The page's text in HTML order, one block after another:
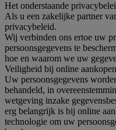
Het onderstaande
Als u een zakelijke partner
privacybeleid.
Wij verbinden ons ertoe uw
persoonsgegevens te
hoe en waarom we uw
Veiligheid bij online
Uw persoonsgegevens
behandeld, in
wetgeving inzake
erg belangrijk is bij online
technologie om uw